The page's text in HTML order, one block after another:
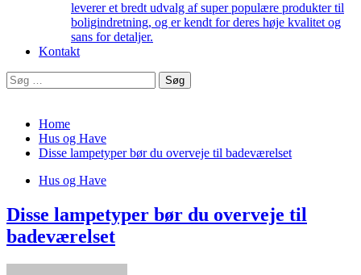
leverer et bredt udvalg af super populære produkter til
boligindretning, og er kendt for deres høje kvalitet og
sans for detaljer.
Kontakt
Søg
efter:
Home
Hus og Have
Disse lampetyper bør du overveje til badeværelset
Hus og Have
Disse lampetyper bør du overveje til
badeværelset